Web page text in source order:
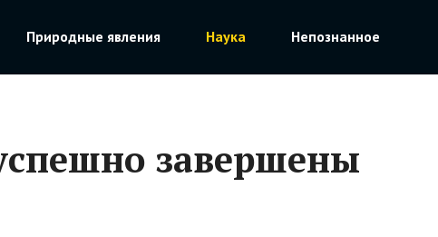
Природные явления Наука Непознанное
завершены